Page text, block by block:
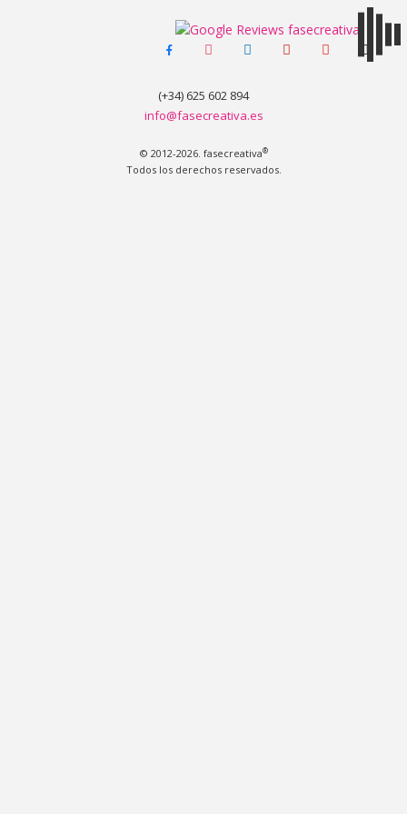
facebook-instagramlinkedin pinterestyoutube tiktok
(+34) 625 602 894
info@fasecreativa.es
© 2012-2026. fasecreativa®
Todos los derechos reservados.